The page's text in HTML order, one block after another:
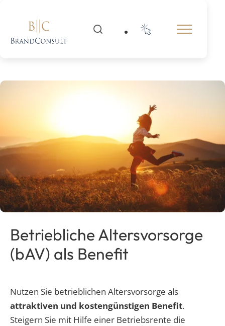
Betriebliche Altersvorsorge
(bAV) als Benefit
Nutzen Sie betrieblichen Altersvorsorge als
attraktiven und kostengünstigen Benefit.
Steigern Sie mit Hilfe einer Betriebsrente die